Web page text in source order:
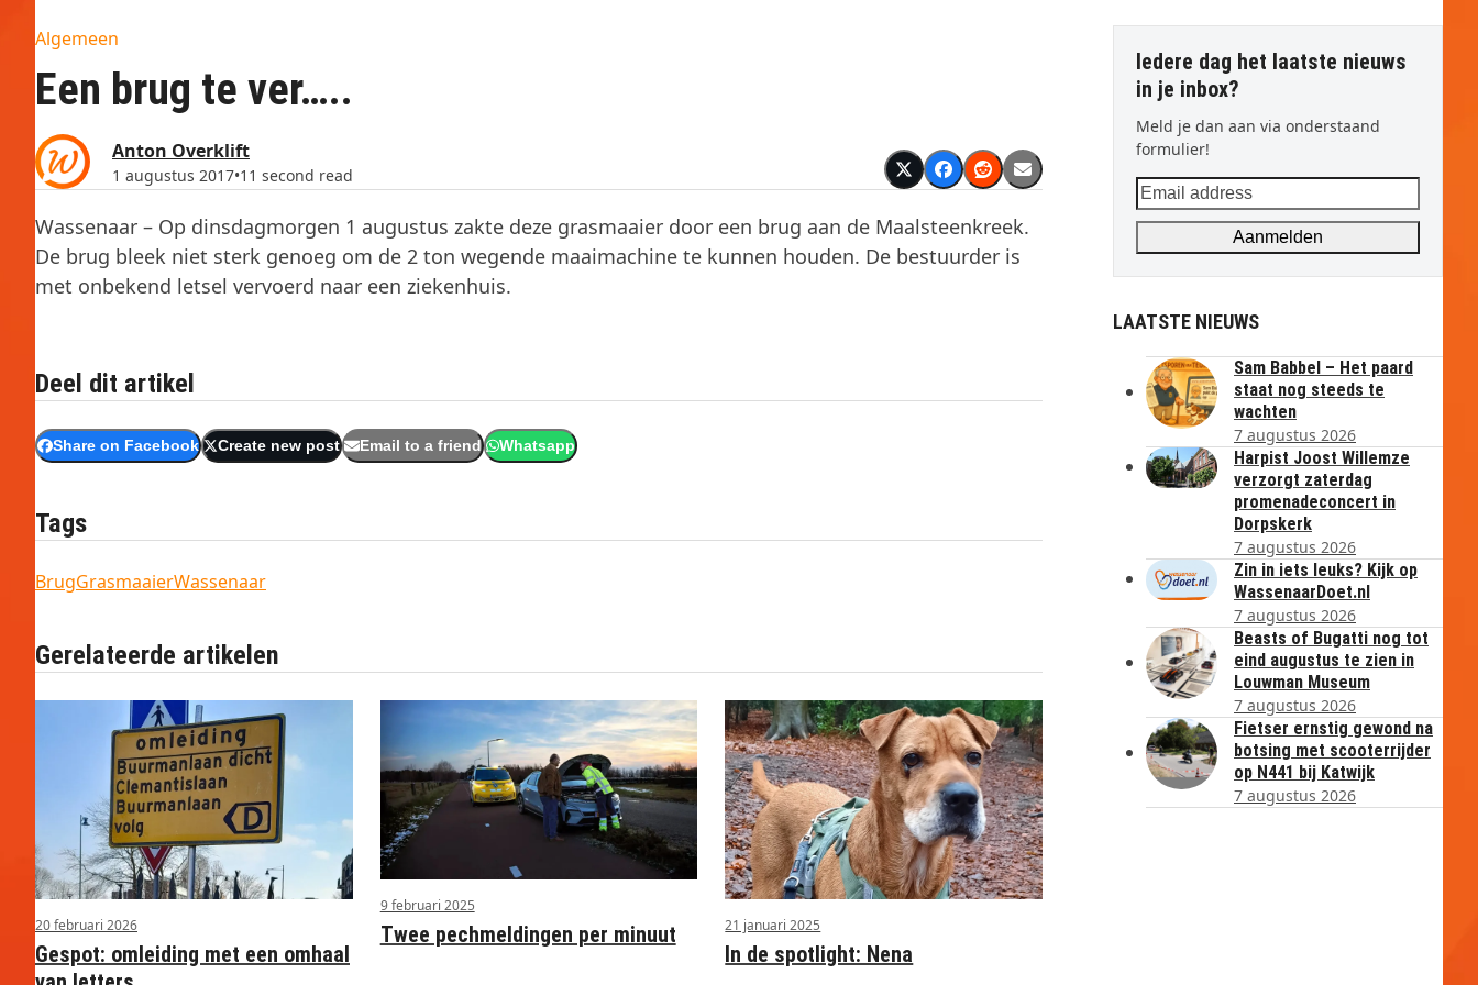
Algemeen
Een brug te ver…..
Anton Overklift
1 augustus 2017•11 second read
Wassenaar – Op dinsdagmorgen 1 augustus zakte deze grasmaaier door een brug aan de Maalsteenkreek.
De brug bleek niet sterk genoeg om de 2 ton wegende maaimachine te kunnen houden. De bestuurder is
met onbekend letsel vervoerd naar een ziekenhuis.
Deel dit artikel
Share on Facebook Create new post Email to a friend Whatsapp
Tags
BrugGrasmaaierWassenaar
Gerelateerde artikelen
20 februari 2026
Gespot: omleiding met een omhaal
9 februari 2025
Twee pechmeldingen per minuut 21 januari 2025
In de spotlight: Nena
Iedere dag het laatste nieuws
in je inbox?
Meld je dan aan via onderstaand
formulier!
Email
address
Aanmelden
LAATSTE NIEUWS
Sam Babbel – Het paard
staat nog steeds te
wachten
7 augustus 2026
Harpist Joost Willemze
verzorgt zaterdag
promenadeconcert in
Dorpskerk
7 augustus 2026
Zin in iets leuks? Kijk op
WassenaarDoet.nl
7 augustus 2026
Beasts of Bugatti nog tot
eind augustus te zien in
Louwman Museum
7 augustus 2026
Fietser ernstig gewond na
botsing met scooterrijder
op N441 bij Katwijk
7 augustus 2026